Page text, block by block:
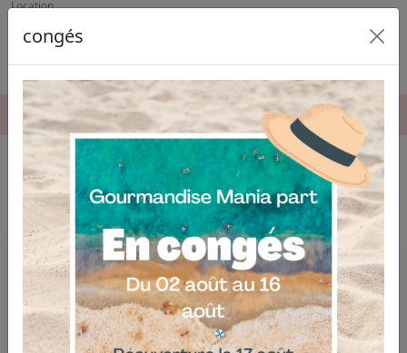
Location
congés
06.04.03.19.74
Accueil Location
NOS PRODUITS